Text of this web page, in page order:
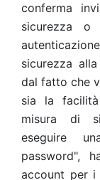
conferma
sicurezza
sicurezza
dal fatto che
sia la
misura di
eseguire
password",
account per i